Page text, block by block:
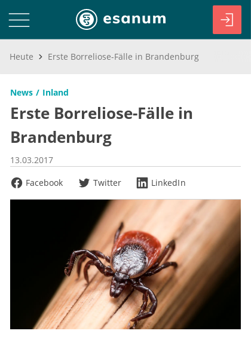
Heute Erste Borreliose-Fälle in Brandenburg
News Inland
Erste Borreliose-Fälle in
Brandenburg
13.03.2017
Facebook
Twitter LinkedIn